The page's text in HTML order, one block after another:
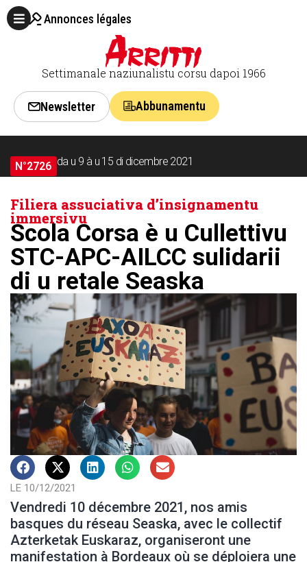
Annonces légales
Settimanale naziunalistu corsu dapoi 1966
Newsletter Abbunamentu
N°2726 da u 9 à u 15 di dicembre 2021
Filiera assuciativa d’insignamentu
immersivu
Scola Corsa è u Cullettivu
STC-APC-AILCC sulidarii
di u retale Seaska
LE 10/12/2021
Vendredi 10 décembre 2021, nos amis
basques du réseau Seaska, avec le collectif
Azterketak Euskaraz, organiseront une
manifestation à Bordeaux où se déploiera une